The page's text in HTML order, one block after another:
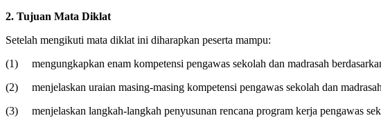
2. Tujuan Mata Diklat
Setelah mengikuti mata diklat ini diharapkan peserta mampu:
(1) mengungkapkan enam kompetensi pengawas sekolah dan madrasah
(2) menjelaskan uraian masing-masing kompetensi pengawas sekolah dan
(3) menjelaskan langkah-langkah penyusunan rencana program kerja pengawas